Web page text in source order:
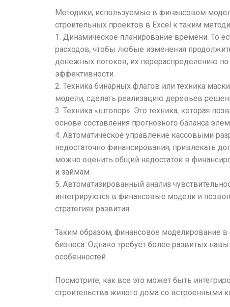
Методики, используемые в финансовом
строительных проектов в Excel к таким
1. Динамическое планирование времени. То
расходов, чтобы любые изменения
денежных потоков, их перераспределению по
эффективности.
2. Техника бинарных флагов или техника
модели, сделать реализацию деревьев
3. Техника «штопор». Это техника, которая
основе составления прогнозного баланса
4. Автоматическое управление кассовыми
недостаточно финансирования, привлекать
можно оценить общий недостаток в
и займам.
5. Автоматизированный анализ
интегрируются в финансовые модели и
стратегиях развития.
Таким образом, финансовое моделирование в
бизнеса. Однако требует более развитых
особенностей.
Посмотрите, как все это может быть
строительства жилого дома со